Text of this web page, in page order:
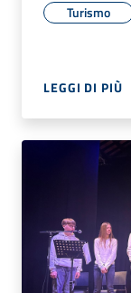
Turismo
LEGGI DI PIÙ